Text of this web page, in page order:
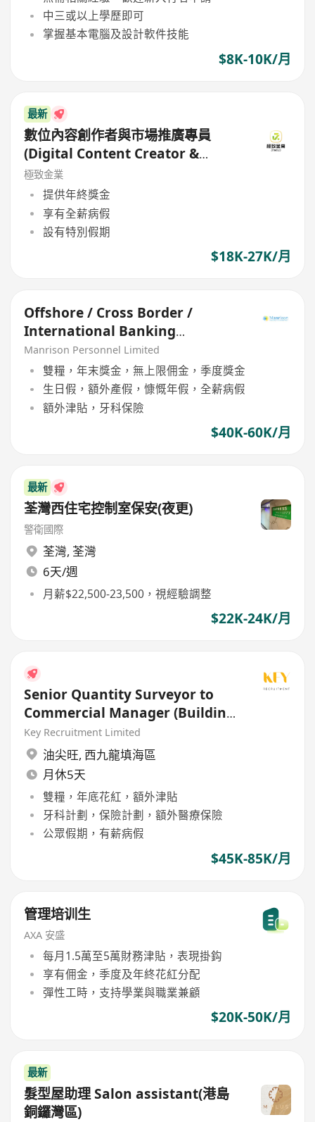
中三或以上學歷即可
掌握基本電腦及設計軟件技能
$8K-10K/月
最新
數位內容創作者與市場推廣專員
(Digital Content Creator &
Marketing Specialist)
極致金業
提供年終獎金
享有全薪病假
設有特別假期
$18K-27K/月
Offshore / Cross Border /
International Banking
Relationship Manager
Manrison Personnel Limited
雙糧，年末獎金，無上限佣金，季度獎金
生日假，額外產假，慷慨年假，全薪病假
額外津貼，牙科保險
$40K-60K/月
最新
荃灣西住宅控制室保安(夜更)
警衛國際
荃灣, 荃灣
6天/週
月薪$22,500-23,500，視經驗調整
$22K-24K/月
Senior Quantity Surveyor to
Commercial Manager (Building
/ Civil / E&M)
Key Recruitment Limited
油尖旺, 西九龍填海區
月休5天
雙糧，年底花紅，額外津貼
牙科計劃，保險計劃，額外醫療保險
公眾假期，有薪病假
$45K-85K/月
管理培训生
AXA 安盛
每月1.5萬至5萬財務津貼，表現掛鈎
享有佣金，季度及年終花紅分配
彈性工時，支持學業與職業兼顧
$20K-50K/月
最新
髮型屋助理 Salon assistant(港島
銅鑼灣區)